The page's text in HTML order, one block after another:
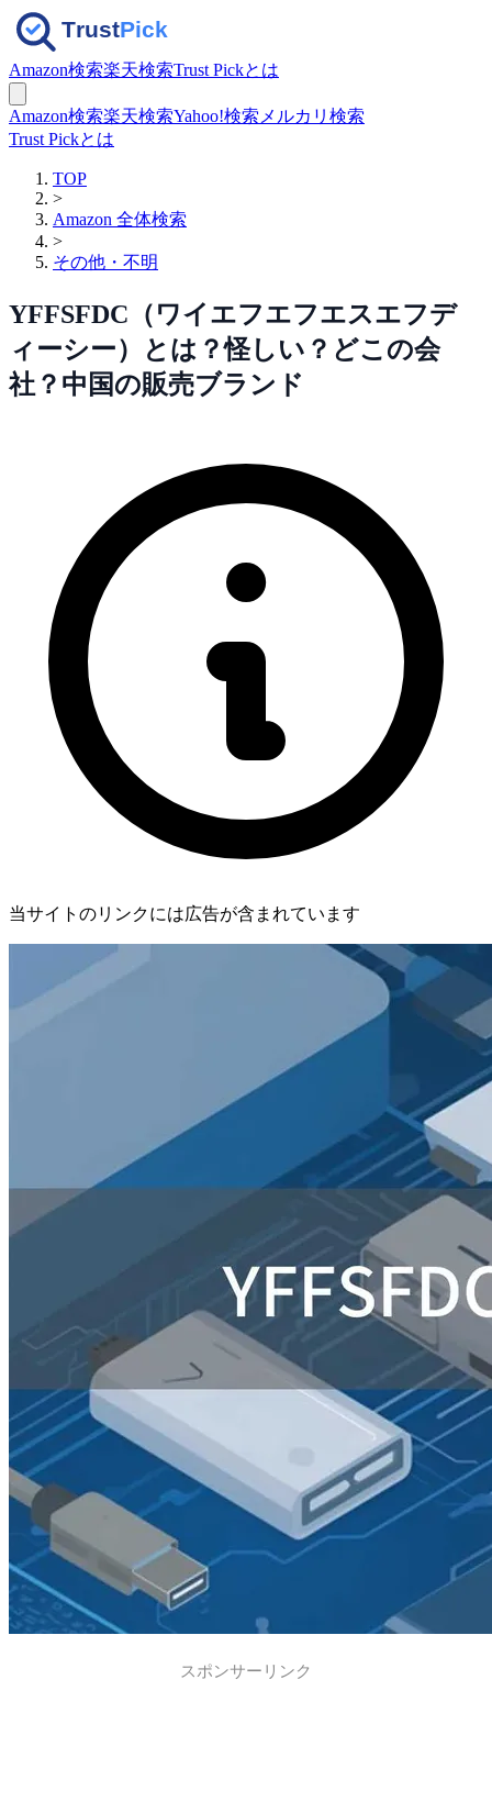
Amazon検索楽天検索Trust Pickとは
Amazon検索楽天検索Yahoo!検索 メルカリ検索
Trust Pickとは
TOP
>
Amazon 全体検索
>
その他・不明
YFFSFDC（ワイエフエフエスエフデ
ィーシー）とは？怪しい？どこの会
社？中国の販売ブランド
当サイトのリンクには広告が含まれています
スポンサーリンク